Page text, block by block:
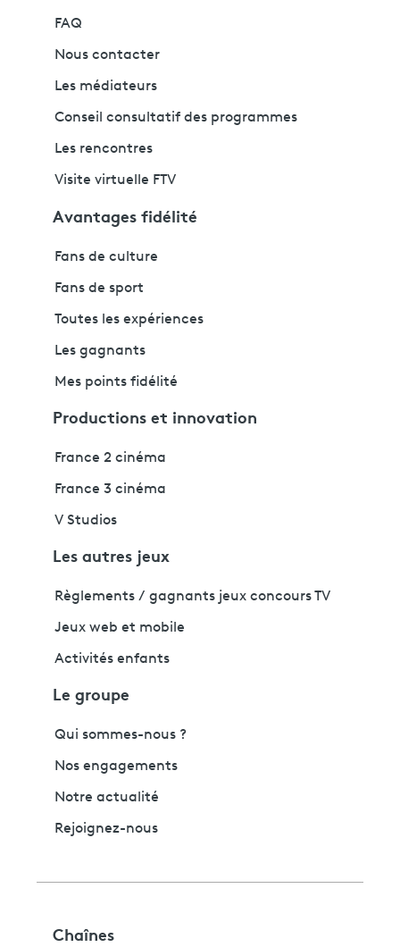
FAQ
Nous contacter
Les médiateurs
Conseil consultatif des programmes
Les rencontres
Visite virtuelle FTV
Avantages fidélité
Fans de culture
Fans de sport
Toutes les expériences
Les gagnants
Mes points fidélité
Productions et innovation
France 2 cinéma
France 3 cinéma
V Studios
Les autres jeux
Règlements / gagnants jeux concours TV
Jeux web et mobile
Activités enfants
Le groupe
Qui sommes-nous ?
Nos engagements
Notre actualité
Rejoignez-nous
Chaînes